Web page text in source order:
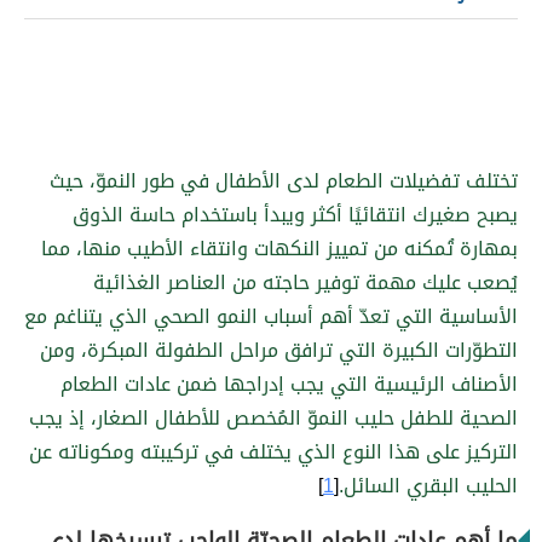
تختلف تفضيلات الطعام لدى الأطفال في طور النموّ، حيث
يصبح صغيرك انتقائيًا أكثر ويبدأ باستخدام حاسة الذوق
بمهارة تُمكنه من تمييز النكهات وانتقاء الأطيب منها، مما
يُصعب عليك مهمة توفير حاجته من العناصر الغذائية
الأساسية التي تعدّ أهم أسباب النمو الصحي الذي يتناغم مع
التطوّرات الكبيرة التي ترافق مراحل الطفولة المبكرة، ومن
الأصناف الرئيسية التي يجب إدراجها ضمن عادات الطعام
الصحية للطفل حليب النموّ المُخصص للأطفال الصغار، إذ يجب
التركيز على هذا النوع الذي يختلف في تركيبته ومكوناته عن
الحليب البقري السائل.[
1
]